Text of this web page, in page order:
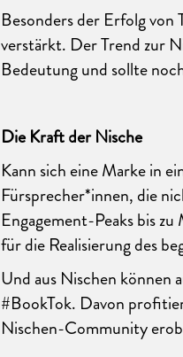
Besonders der Erfolg
verstärkt. Der Trend zur
Bedeutung und sollte
Die Kraft der Nische
Kann sich eine Marke in
Fürsprecher*innen, die
Engagement-Peaks bis
für die Realisierung des
Und aus Nischen können
#BookTok. Davon
Nischen-Community